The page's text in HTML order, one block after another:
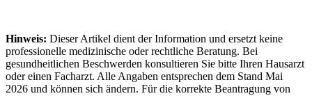
Hinweis: Dieser Artikel dient der Information und ersetzt keine
professionelle medizinische oder rechtliche Beratung. Bei
gesundheitlichen Beschwerden konsultieren Sie bitte Ihren Hausarzt
oder einen Facharzt. Alle Angaben entsprechen dem Stand Mai
2026 und können sich ändern. Für die korrekte Beantragung von